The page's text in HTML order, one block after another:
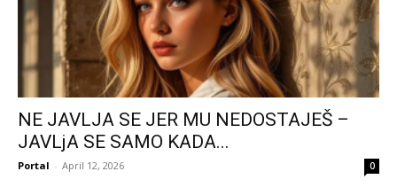
NE JAVLJA SE JER MU NEDOSTAJEŠ –
JAVLjA SE SAMO KADA...
Portal - April 12, 2026 0